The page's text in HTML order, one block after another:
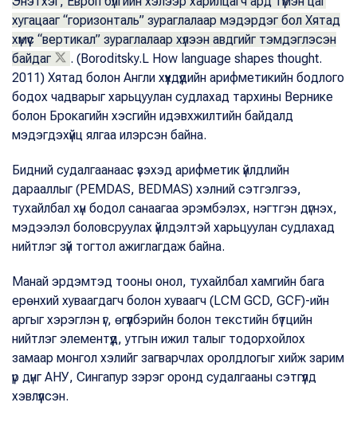
хугацааг “горизонталь” зураглалаар мэдэрдэг бол Хятад
хүмүүс “вертикал” зураглалаар хүлээн авдгийг тэмдэглэсэн
байдаг
. (Boroditsky.L How language shapes thought.
2011) Хятад болон Англи хүүхдүүдийн арифметикийн бодлого
бодох чадварыг харьцуулан судлахад тархины Вернике
болон Брокагийн хэсгийн идэвхжилтийн байдалд
мэдэгдэхүйц ялгаа илэрсэн байна.
Бидний судалгаанаас үзэхэд арифметик үйлдлийн
дарааллыг (PEMDAS, BEDMAS) хэлний сэтгэлгээ,
тухайлбал хүн бодол санаагаа эрэмбэлэх, нэгтгэн дүгнэх,
мэдээлэл боловсруулах үйлдэлтэй харьцуулан судлахад
нийтлэг зүй тогтол ажиглагдаж байна.
Манай эрдэмтэд тооны онол, тухайлбал хамгийн бага
ерөнхий хуваагдагч болон хуваагч (LCM GCD, GCF)-ийн
аргыг хэрэглэн үг, өгүүлбэрийн болон текстийн бүтцийн
нийтлэг элементүүд, утгын ижил талыг тодорхойлох
замаар монгол хэлийг загварчлах оролдлогыг хийж зарим
үр дүнг АНУ, Сингапур зэрэг оронд судалгааны сэтгүүлд
хэвлүүлсэн.